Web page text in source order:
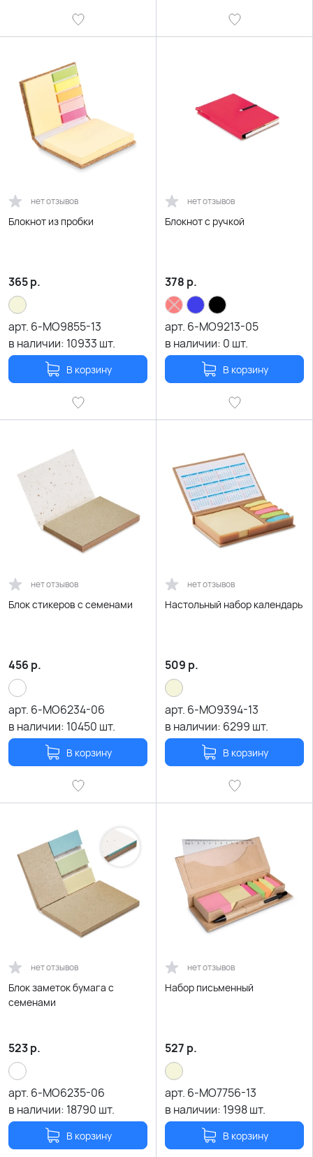
нет отзывов
Блокнот из пробки
365р.
арт. 6-MO9855-13
в наличии: 10933 шт.
В корзину
нет отзывов
Блокнот с ручкой
378 р.
арт. 6-MO9213-05
в наличии: 0 шт.
В корзину
нет отзывов
Блок стикеров с семенами
456 р.
арт. 6-MO6234-06
в наличии: 10450 шт.
В корзину
нет отзывов
Настольный набор календарь
509 р.
арт. 6-MO9394-13
в наличии: 6299 шт.
В корзину
нет отзывов
Блок заметок бумага с
семенами
523р.
арт. 6-MO6235-06
в наличии: 18790 шт.
В корзину
нет отзывов
Набор письменный
527 р.
арт. 6-MO7756-13
в наличии: 1998шт.
В корзину